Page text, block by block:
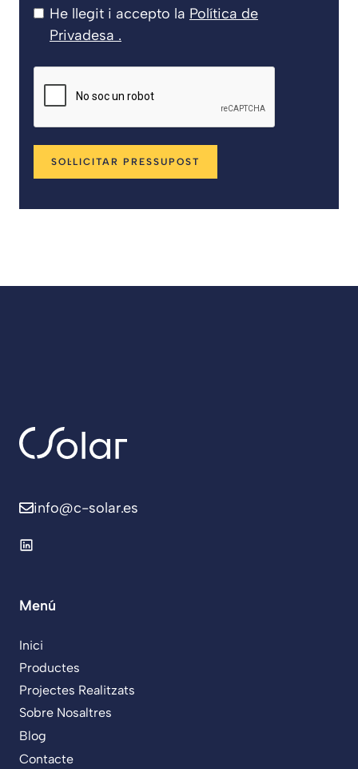
He llegit i accepto la Política de
Privadesa .
SOL·LICITAR PRESSUPOST
info@c-solar.es
Menú
Inici
Productes
Projectes Realitzats
Sobre Nosaltres
Blog
Contacte